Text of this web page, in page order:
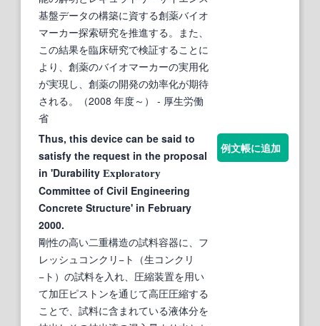
基盤データの構築に資する創薬バイオ
マーカー探索研究を推進する。また、
この結果を臨床研究で検証することに
より、創薬のバイオマーカーの実用化
が実現し、創薬の開発の効率化が期待
される。（2008 年度～）
- 厚生労働
省
Thus, this device can be said to
satisfy the request in the proposal
in 'Durability Exploratory
Committee of Civil Engineering
Concrete Structure' in February
2000.
剛性の高い二重構造の試料容器に、フ
レッシュコンクリ−ト（生コンクリ
−ト）の試料を入れ、圧縮装置を用い
て加圧ピストンを通じて高圧圧縮する
ことで、試料に含まれている液体分を
例文帳に追加